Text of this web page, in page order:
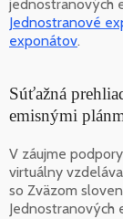
jednostranových
Jednostranové
exponátov.
Súťažná
emisnými
V záujme
virtuálny
so Zväzom
Jednostranových